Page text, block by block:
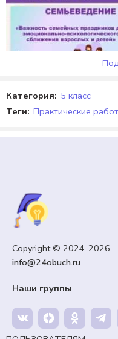
МОЯ СЕМЬЯ
«Важность семейных
Продавец:24obuch.ru
Категория: 5 класс
Теги: Практические
Copyright © 2024-
info@24obuch.ru
Наши группы